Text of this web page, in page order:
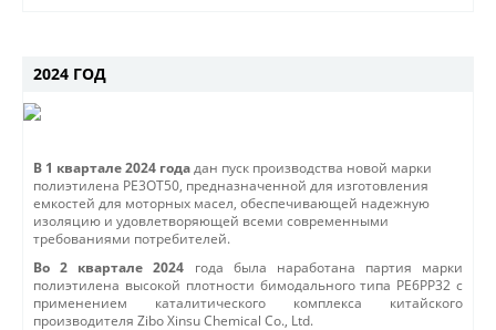
2024 ГОД
В 1 квартале 2024 года дан пуск производства новой марки
полиэтилена РЕ3ОТ50, предназначенной для изготовления
емкостей для моторных масел, обеспечивающей надежную
изоляцию и удовлетворяющей всеми современными
требованиями потребителей.
Во 2 квартале 2024 года была наработана партия марки
полиэтилена высокой плотности бимодального типа PE6PP32 с
применением каталитического комплекса китайского
производителя Zibo Xinsu Chemical Co., Ltd.